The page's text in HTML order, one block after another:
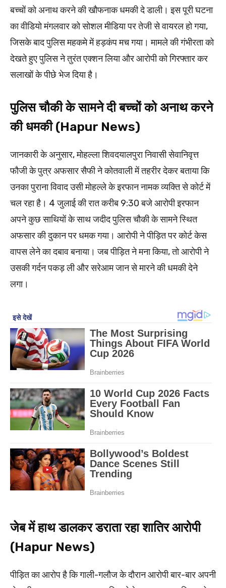
बच्चों को अनाथ करने की खौफनाक धमकी दे डाली। इस पूरी घटना
का वीडियो मंगलवार को सोशल मीडिया पर तेजी से वायरल हो गया,
जिसके बाद पुलिस महकमे में हड़कंप मच गया। मामले की गंभीरता को
देखते हुए पुलिस ने तुरंत एक्शन लिया और आरोपी को गिरफ्तार कर
सलाखों के पीछे भेज दिया है।
पुलिस चौकी के सामने दी बच्चों को अनाथ करने
की धमकी (Hapur News)
जानकारी के अनुसार, मोहल्ला शिवदयालपुरा निवासी सेवानिवृत्त
फौजी के पुत्र अफसार सैफी ने कोतवाली में तहरीर देकर बताया कि
उनका पुराना विवाद उसी मोहल्ले के इरफान नामक व्यक्ति से कोर्ट में
चल रहा है। 4 जुलाई की रात करीब 9:30 बजे आरोपी इरफान
अपने कुछ साथियों के साथ जदीद पुलिस चौकी के सामने स्थित
अफसार की दुकान पर धमक गया। आरोपी ने पीड़ित पर कोर्ट केस
वापस लेने का दबाव बनाया। जब पीड़ित ने मना किया, तो आरोपी ने
उसकी गर्दन पकड़ ली और सरेआम जान से मारने की धमकी देने
लगा।
जेब में हाथ डालकर डराता रहा शातिर आरोपी
(Hapur News)
पीड़ित का आरोप है कि गाली-गलौज के दौरान आरोपी बार-बार अपनी